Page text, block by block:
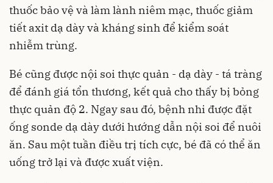
thuốc bảo vệ và làm lành niêm mạc, thuốc giảm
tiết axit dạ dày và kháng sinh để kiểm soát
nhiễm trùng.
Bé cũng được nội soi thực quản - dạ dày - tá tràng
để đánh giá tổn thương, kết quả cho thấy bị bỏng
thực quản độ 2. Ngay sau đó, bệnh nhi được đặt
ống sonde dạ dày dưới hướng dẫn nội soi để nuôi
ăn. Sau một tuần điều trị tích cực, bé đã có thể ăn
uống trở lại và được xuất viện.